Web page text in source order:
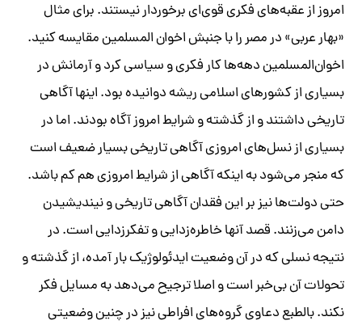
امروز از عقبه‌های فکری قوی‌ای برخوردار نیستند. برای مثال
«بهار عربی» در مصر را با جنبش اخوان المسلمین مقایسه کنید.
اخوان‌المسلمین دهه‌ها کار فکری و سیاسی کرد و آرمانش در
بسیاری از کشورهای اسلامی ریشه دوانیده بود. اینها آگاهی
تاریخی داشتند و از گذشته و شرایط امروز آگاه بودند. اما در
بسیاری از نسل‌های امروزی آگاهی تاریخی بسیار ضعیف است
که منجر می‌شود به اینکه آگاهی از شرایط امروزی هم کم باشد.
حتی دولت‌ها نیز بر این فقدان آگاهی تاریخی و نیندیشیدن
دامن می‌زنند. قصد آنها خاطره‌زدایی و تفکرزدایی است. در
نتیجه نسلی که در آن وضعیت ایدئولوژیک بار آمده، از گذشته و
تحولات آن بی‌خبر است و اصلا ترجیح می‌دهد به مسایل فکر
نکند. بالطبع دعاوی گروه‌های افراطی نیز در چنین وضعیتی